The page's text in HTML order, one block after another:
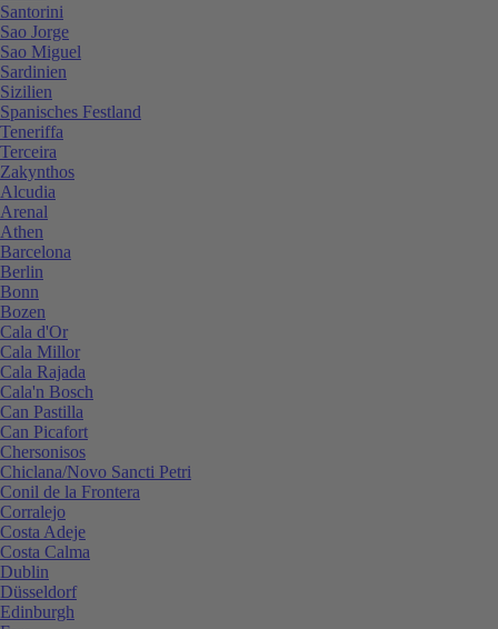
Santorini
Sao Jorge
Sao Miguel
Sardinien
Sizilien
Spanisches Festland
Teneriffa
Terceira
Zakynthos
Alcudia
Arenal
Athen
Barcelona
Berlin
Bonn
Bozen
Cala d'Or
Cala Millor
Cala Rajada
Cala'n Bosch
Can Pastilla
Can Picafort
Chersonisos
Chiclana/Novo Sancti Petri
Conil de la Frontera
Corralejo
Costa Adeje
Costa Calma
Dublin
Düsseldorf
Edinburgh